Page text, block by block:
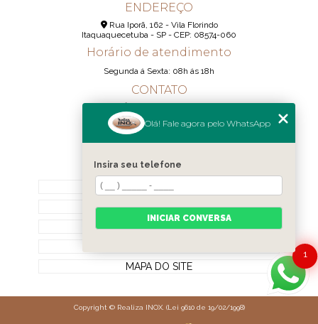
ENDEREÇO
Rua Iporã, 162 - Vila Florindo
Itaquaquecetuba - SP - CEP: 08574-060
Horário de atendimento
Segunda á Sexta: 08h ás 18h
CONTATO
(11) 98189-1344
MENU
HOME
QUEM SOMOS
CONTATO
MAPA DO SITE
Copyright © Realiza INOX. (Lei 9610 de 19/02/1998)
1
Olá! Fale agora pelo WhatsApp
Insira seu telefone
INICIAR CONVERSA